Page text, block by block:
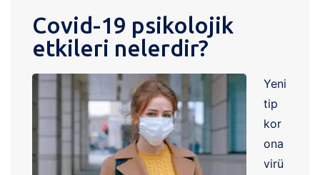
Covid-19 psikolojik
etkileri nelerdir?
Yeni
tip
kor
ona
virü